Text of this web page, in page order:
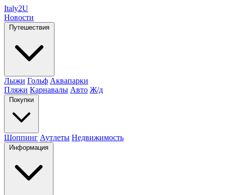
Italy2U
Новости
Путешествия
Лыжи Гольф Аквапарки
Пляжи Карнавалы Авто Ж/д
Покупки
Шоппинг Аутлеты Недвижимость
Информация